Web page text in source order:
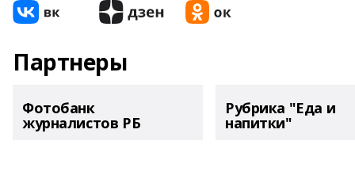
Партнеры
Фотобанк
журналистов РБ
Рубрика "Еда и
напитки"